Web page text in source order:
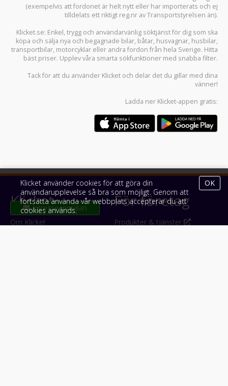
(exempelvis att fordonet är helt nytt eller har importerats och ej
tilldelats ett riktigt reg.nr av Transportstyrelsen än).
Klicket.se: Enkel, trygg och användarvänlig söktjänst för dig som ska
köpa och sälja nya och begagnade bilar, båtar, husvagnar, husbilar,
transportbilar, motorcyklar eller andra fordon från hela Sverige. Hitta
bäst priser. Upplev våra smarta sökfunktioner med snabba filter.
Tack för att du använder Klicket och delar det du gillar med dina
vänner!
Ladda ner Klicket-appen gratis:
Klicket
Om Klicket
För företag
Produkter & tjänster
Klicket använder cookies för att göra din
användarupplevelse så bra som möjligt. Genom att
fortsätta använda vår webbplats accepterar du att
cookies används.
OK